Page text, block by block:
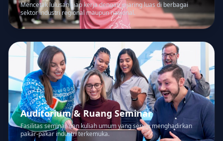
Mencetak lulusan siap kerja dengan jejaring luas di berbagai
sektor industri regional maupun nasional.
Auditorium & Ruang Seminar
Fasilitas seminar dan kuliah umum yang sering menghadirkan
pakar-pakar industri terkemuka.